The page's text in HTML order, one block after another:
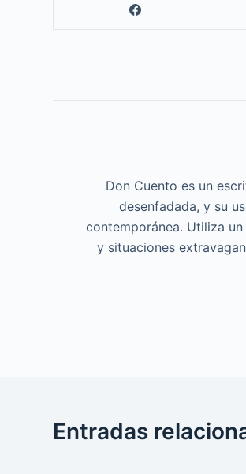
Don Cuento es un
desenfadada, y su
contemporánea. Utiliza
y situaciones
Entradas